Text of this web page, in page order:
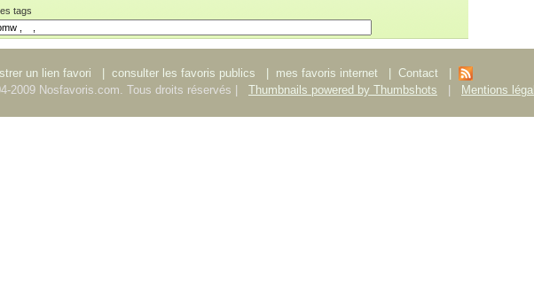
tags
un lien favori | consulter les favoris publics | mes favoris internet | Contact
|
2009 Nosfavoris.com. Tous droits réservés |
Thumbnails powered by Thumbshots | Mentions